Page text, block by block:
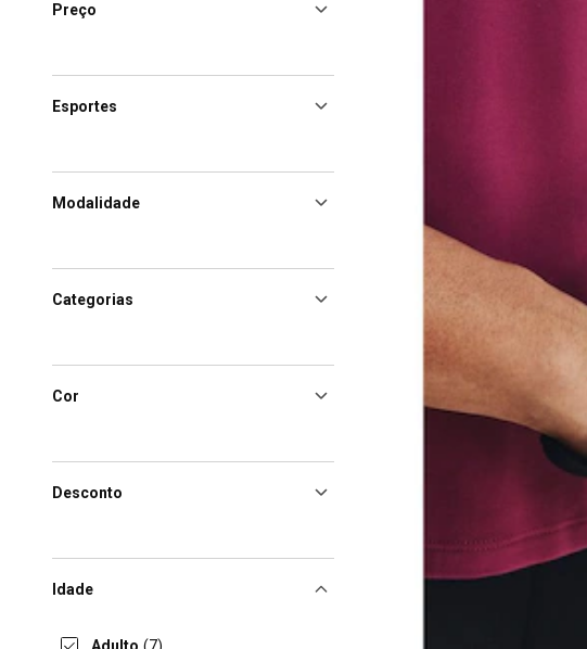
Preço
Esportes
Modalidade
Categorias
Cor
Desconto
Idade